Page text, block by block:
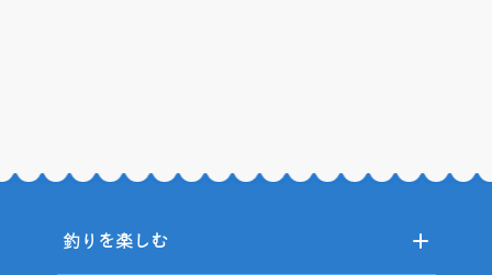
釣りを楽しむ